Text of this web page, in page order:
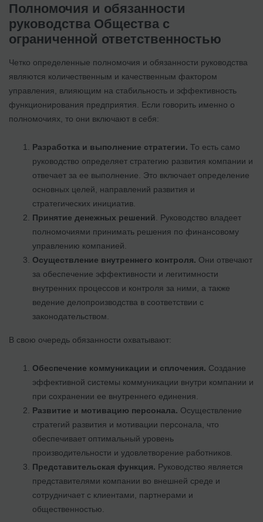
Полномочия и обязанности
руководства Общества с
ограниченной ответственностью
Четко определенные полномочия и обязанности руководства
являются количественным и качественным фактором
управления, влияющим на стабильность и эффективность
функционирования предприятия. Если говорить именно о
полномочиях, то они включают в себя:
Разработка и выполнение стратегии. То есть само
руководство определяет стратегию развития компании и
отвечает за ее выполнение. Это включает определение
основных целей, направлений развития и
стратегических инициатив.
Принятие денежных решений . Руководство владеет
полномочиями принимать решения по финансовому
управлению компанией.
Осуществление внутреннего контроля. Они отвечают
за обеспечение эффективности и легитимности
внутренних процессов и контроля за ними, а также
ведение делопроизводства в соответствии с
законодательством.
В свою очередь обязанности охватывают:
Обеспечение коммуникации и сплочения. Создание
эффективной системы коммуникации внутри компании и
при сохранении ее внутреннего единения.
Развитие и мотивацию персонала. Осуществление
стратегий развития и мотивации персонала, что
обеспечивает оптимальный уровень
производительности и удовлетворение работников.
Представительская функция. Руководство является
представителями компании во внешней среде и
сотрудничает с клиентами, партнерами и
общественностью.